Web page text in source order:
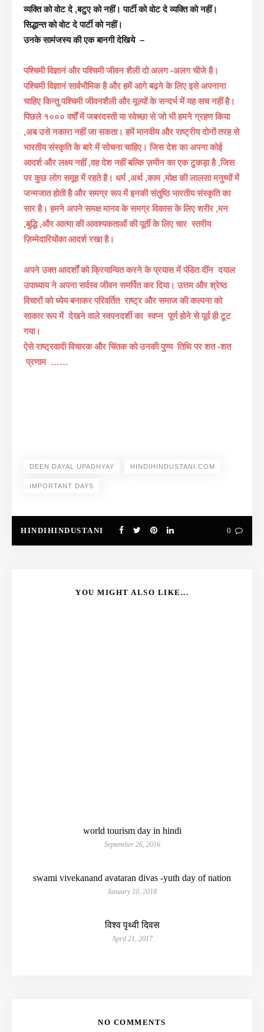
व्यक्ति को वोट दे ,बटुए को नहीं। पार्टी को वोट दे व्यक्ति को नहीं।
सिद्धान्त को वोट दे पार्टी को नहीं।
उनके सामंजस्य की एक बानगी देखिये –
पश्चिमीविज्ञानं और पश्चिमी जीवन शैली दो अलग -अलग चीजे है।
पश्चिमी विज्ञानं सार्वभौमिक है और हमें आगे बढ़ने के लिए इसे अपनाना
चाहिए किन्तु पश्चिमी जीवनशैली और मूल्यों के सन्दर्भ में यह सच नहीं है।
पिछले १००० वर्षों में जबरदस्ती या स्वेच्छा से जो भी हमने ग्रहण किया
,अब उसे नकारा नहीं जा सकता। हमें मानवीय और राष्ट्रीय दोनों तरह से
भारतीय संस्कृति के बारे में सोचना चाहिए। जिस देश का अपना कोई
आदर्श और लक्ष्य नहीं ,वह देश नहीं बल्कि ज़मीन का एक टुकड़ा है ,जिस
पर कुछ लोग समूह में रहते है। धर्म ,अर्थ ,काम ,मोक्ष की लालसा मनुष्यों में
जन्मजात होती है और समग्र रूप में इनकी संतुष्ठि भारतीय संस्कृति का
सार है। हमने अपने समक्ष मानव के समग्र विकास के लिए शरीर ,मन
,बुद्धि ,और आत्मा की आवश्यकताओं की पूर्ती के लिए चार स्तरीय
ज़िम्मेदारियोंका आदर्श रखा है।
अपने उक्त आदर्शों को क्रियान्वित करने के प्रयास में पंडित दींन दयाल
उपाध्याय ने अपना सर्वस्व जीवन समर्पित कर दिया। उत्तम और श्रेष्ठ
विचारों को ध्येय बनाकर परिवर्तित राष्ट्र और समाज की कल्पना को
साकार रूप में देखने वाले स्वपनदर्शी का स्वप्न पूर्ण होने से पूर्व ही टूट
गया।
ऐसे राष्ट्रवादी विचारक और चिंतक को उनकी पुण्य तिथि पर शत -शत
प्रणाम ……
DEEN DAYAL UPADHYAY HINDIHINDUSTANI.COM
IMPORTANT DAYS
HINDIHINDUSTANI 0
YOU MIGHT ALSO LIKE...
world tourism day in hindi
September 26, 2016
swami vivekanand avataran divas -yuth day of nation
January 10, 2018
विश्व पृथ्वी दिवस
April 21, 2017
NO COMMENTS